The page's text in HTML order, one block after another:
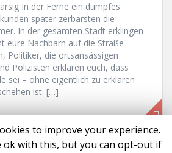
In der Ferne ein dumpfes
später zerbarsten die
In der gesamten Stadt erklingen
eure Nachbarn auf die Straße
Politiker, die ortsansässigen
Polizisten erklären euch, dass
sei – ohne eigentlich zu erklären
ist. […]
to improve your experience.
ok with this, but you can opt-out if